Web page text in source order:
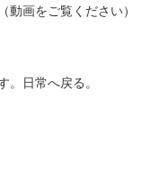
動画をご覧ください）
。日常へ戻る。